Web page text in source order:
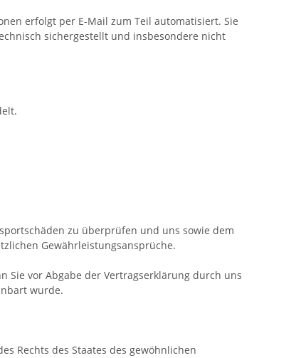
erfolgt per E-Mail zum Teil automatisiert. Sie
sichergestellt und insbesondere nicht
zu überprüfen und uns sowie dem
Gewährleistungsansprüche.
Sie vor Abgabe der Vertragserklärung durch uns
wurde.
Rechts des Staates des gewöhnlichen